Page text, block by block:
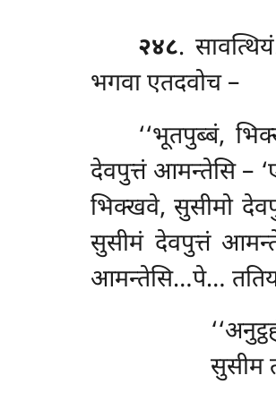
२४८.
भगवा एतदवोच –
‘‘भूतपुब्बं,
देवपुत्तं आमन्तेसि –
भिक्खवे, सुसीमो
सुसीमं देवपुत्तं
आमन्तेसि…पे…
सुसीम